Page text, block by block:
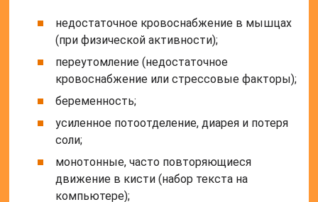
недостаточное кровоснабжение в мышцах
(при физической активности);
переутомление (недостаточное
кровоснабжение или стрессовые факторы);
беременность;
усиленное потоотделение, диарея и потеря
соли;
монотонные, часто повторяющиеся
движение в кисти (набор текста на
компьютере);